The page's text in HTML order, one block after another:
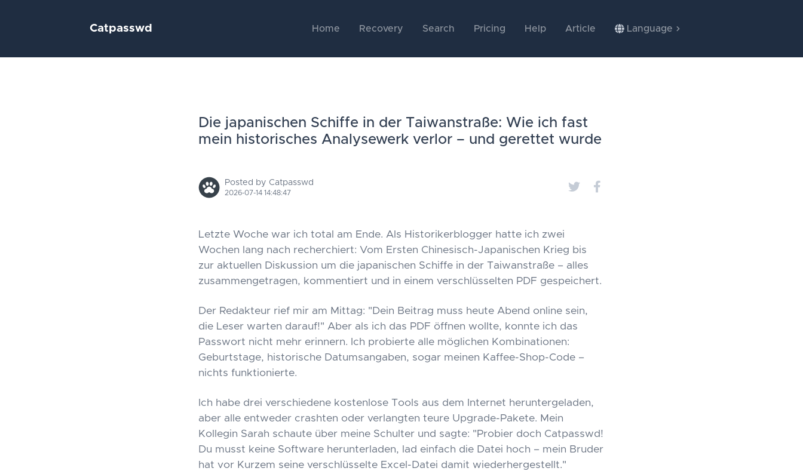
Catpasswd Home Recovery Search Pricing Help Article Language
Die japanischen Schiffe in der Taiwanstraße: Wie ich fast
mein historisches Analysewerk verlor – und gerettet wurde
Posted by Catpasswd
2026-07-14 14:48:47
Letzte Woche war ich total am Ende. Als Historikerblogger hatte ich zwei
Wochen lang nach recherchiert: Vom Ersten Chinesisch-Japanischen Krieg bis
zur aktuellen Diskussion um die japanischen Schiffe in der Taiwanstraße – alles
zusammengetragen, kommentiert und in einem verschlüsselten PDF gespeichert.
Der Redakteur rief mir am Mittag: "Dein Beitrag muss heute Abend online sein,
die Leser warten darauf!" Aber als ich das PDF öffnen wollte, konnte ich das
Passwort nicht mehr erinnern. Ich probierte alle möglichen Kombinationen:
Geburtstage, historische Datumsangaben, sogar meinen Kaffee-Shop-Code –
nichts funktionierte.
Ich habe drei verschiedene kostenlose Tools aus dem Internet heruntergeladen,
aber alle entweder crashten oder verlangten teure Upgrade-Pakete. Mein
Kollegin Sarah schaute über meine Schulter und sagte: "Probier doch Catpasswd!
Du musst keine Software herunterladen, lad einfach die Datei hoch – mein Bruder
hat vor Kurzem seine verschlüsselte Excel-Datei damit wiederhergestellt."